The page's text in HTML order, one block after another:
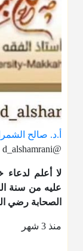
أ.د. صالح
@d_alshamrani
لا أعلم لدعاء
عليه من سنة
الصحابة رضي
منذ 3 شهر